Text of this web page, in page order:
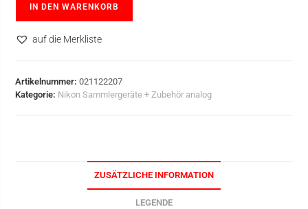
IN DEN WARENKORB
auf die Merkliste
Artikelnummer:021122207
Kategorie: Nikon Sammlergeräte + Zubehör analog
ZUSÄTZLICHE INFORMATION
LEGENDE